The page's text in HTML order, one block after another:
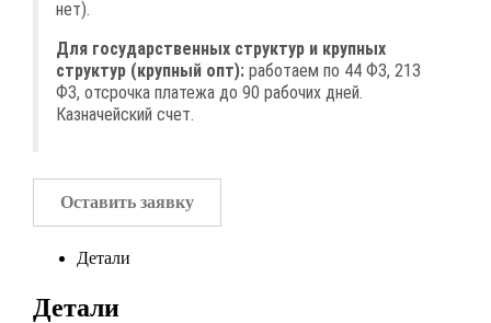
нет).
Для государственных структур и крупных
структур (крупный опт): работаем по 44 ФЗ, 213
ФЗ, отсрочка платежа до 90 рабочих дней.
Казначейский счет.
Оставить заявку
Детали
Детали